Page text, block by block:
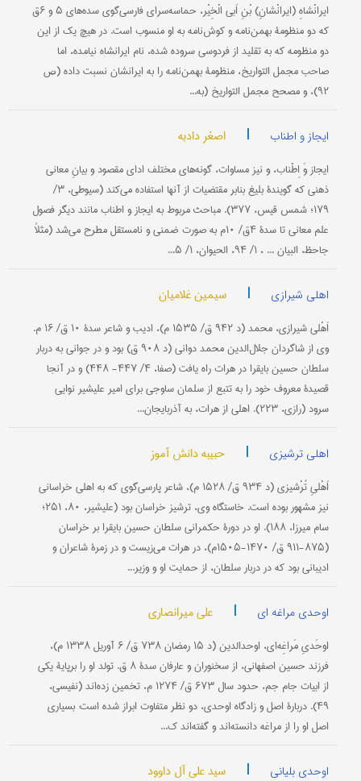
ايرانْشاهِ (ايرانْشانِ) بْنِ اَبی الْخِيْر، حماسه‌سرای فارسی‌گوی سده‌های ۵ و ۶ق
كه دو منظومۀ بهمن‌نامه و كوش‌نامه به او منسوب است. در هيچ يك از اين
دو منظومه كه به تقليد از فردوسی سروده شده، نام ايرانشاه نيامده، اما
صاحب مجمل التواريخ، منظومۀ بهمن‌نامه را به ايرانشان نسبت داده (ص
۹۲)، و مصحح مجمل التواريخ (به...
ایجاز و اطناب | اصغر دادبه
ایجاز وَ اِطْناب، و نیز مساوات، گونه‌های مختلف ادای مقصود و بیانِ معانی
ذهنی كه گویندۀ بلیغ بنابر مقتضیات از آنها استفاده می‌كند (سیوطی، ۳/
۱۷۹؛ شمس قیس، ۳۷۷). مباحث مربوط به ایجاز و اطناب مانند دیگر فصول
علم معانی تا سدۀ ۴ق/ ۱۰م به صورت ضمنی و نامستقل مطرح می‌شد (مثلاً
جاحظ، البیان ... ، ۱/ ۹۴، الحیوان، ۱/ ۵...
اهلی شیرازی | سیمین غلامیان
اَهْلی شیرازی، محمد (د ۹۴۲ ق/ ۱۵۳۵ م)، ادیب و شاعر سدۀ ۱۰ ق/ ۱۶ م.
وی از شاگردان جلال‌الدین محمد دوانی (د ۹۰۸ ق) بود و در جوانی به دربار
سلطان حسین بایقرا در هرات راه یافت (صفا، ۴/ ۴۴۷- ۴۴۸) و در آنجا
قصیدۀ معروف خود را به تتبع از سلمان ساوجی برای امیر علیشیر نوایی
سرود (رازی، ۲۲۳). اهلی از هرات، به آذربایجان...
اهلی ترشیزی | حبیبه دانش آموز
اَهْلیِ تُرْشیزی (د ۹۳۴ ق/ ۱۵۲۸ م)، شاعر پارسی‌گوی كه به اهلی خراسانی
نیز مشهور بوده است. خاستگاه وی، ترشیز خراسان بود (علیشیر، ۸۰، ۲۵۱؛
سام میرزا، ۱۸۸). او در دورۀ حكمرانی سلطان حسین بایقرا بر خراسان
(۸۷۵-۹۱۱ ق/ ۱۴۷۰-۱۵۰۵م)، در هرات می‌زیست و در زمرۀ شاعران و
ادیبانی بود كه در دربار سلطان، از حمایت او و وزیر...
اوحدی مراغه ای | علی میرانصاری
اوحَدیِ مَراغِه‌ای، اوحدالدین (د ۱۵ رمضان ۷۳۸ ق/ ۶ آوریل ۱۳۳۸ م)،
فرزند حسین اصفهانی، از سخنوران و عارفان سدۀ ۸ ق. تولد او را برپایۀ یكی
از ابیات جام جم، حدود سال ۶۷۳ ق/ ۱۲۷۴ م، تخمین زده‌اند (نفیسی،
۴۹). دربارۀ اصل و زادگاه اوحدی، دو نظر متفاوت ابراز شده است: بسیاری
اصل او را از مراغه دانسته‌اند و گفته‌اند ك...
اوحدی بلیانی | سید علی آل داوود